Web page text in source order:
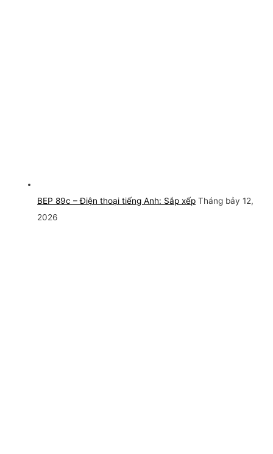
BEP 89c – Điện thoại tiếng Anh: Sắp xếp Tháng bảy 12,
2026